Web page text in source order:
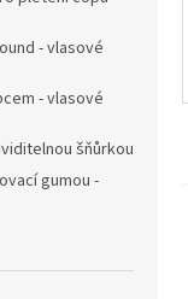
- vlasové
- vlasové
šňůrkou
gumou -